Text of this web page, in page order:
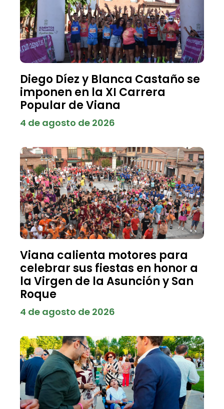
Diego Díez y Blanca Castaño se
imponen en la XI Carrera
Popular de Viana
4 de agosto de 2026
Viana calienta motores para
celebrar sus fiestas en honor a
la Virgen de la Asunción y San
Roque
4 de agosto de 2026